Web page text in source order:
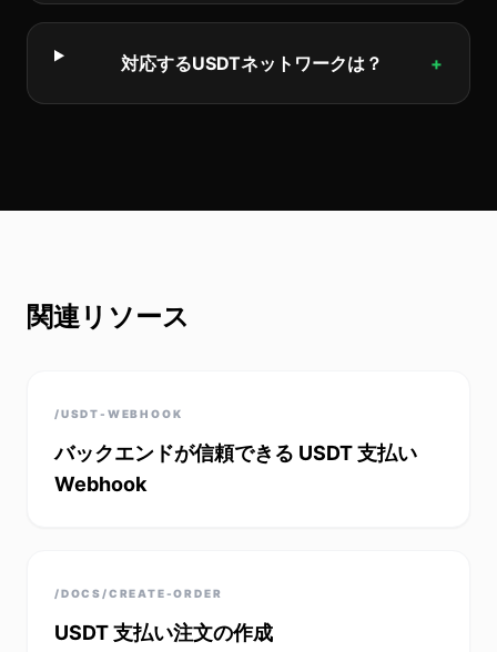
対応するUSDTネットワークは？ +
関連リソース
/USDT-WEBHOOK
バックエンドが信頼できる USDT 支払い
Webhook
/DOCS/CREATE-ORDER
USDT 支払い注文の作成